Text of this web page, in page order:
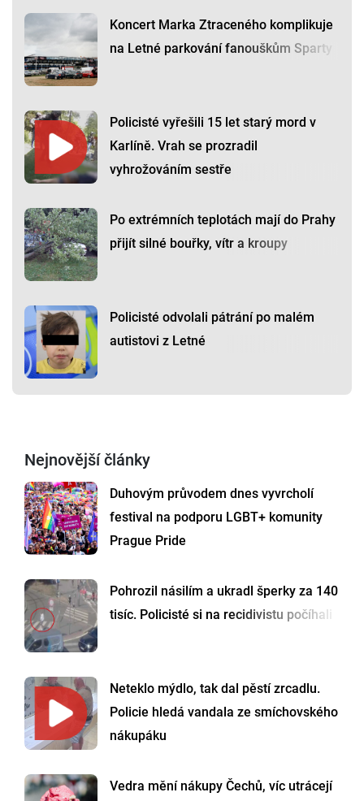
Koncert Marka Ztraceného komplikuje
na Letné parkování fanouškům Sparty
Policisté vyřešili 15 let starý mord v
Karlíně. Vrah se prozradil
vyhrožováním sestře
Po extrémních teplotách mají do Prahy
přijít silné bouřky, vítr a kroupy
Policisté odvolali pátrání po malém
autistovi z Letné
Nejnovější články
Duhovým průvodem dnes vyvrcholí
festival na podporu LGBT+ komunity
Prague Pride
Pohrozil násilím a ukradl šperky za 140
tisíc. Policisté si na recidivistu počíhali
Neteklo mýdlo, tak dal pěstí zrcadlu.
Policie hledá vandala ze smíchovského
nákupáku
Vedra mění nákupy Čechů, víc utrácejí